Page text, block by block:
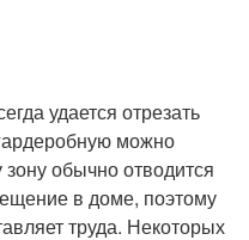
удается отрезать
можно
зону обычно отводится
в доме, поэтому
труда. Некоторых